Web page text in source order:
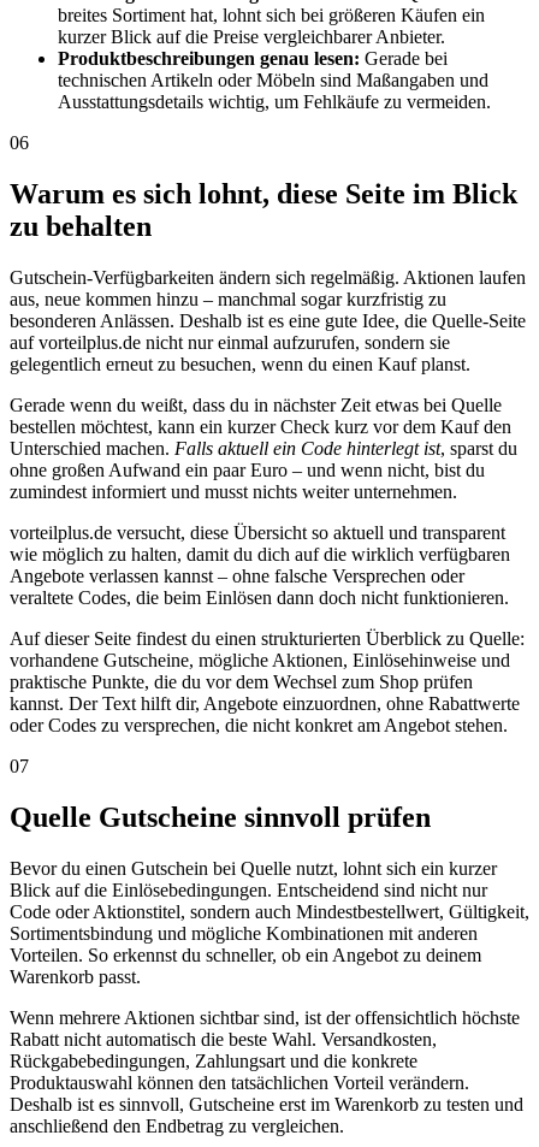
breites Sortiment hat, lohnt sich bei größeren Käufen ein
kurzer Blick auf die Preise vergleichbarer Anbieter.
Produktbeschreibungen genau lesen: Gerade bei
technischen Artikeln oder Möbeln sind Maßangaben und
Ausstattungsdetails wichtig, um Fehlkäufe zu vermeiden.
06
Warum es sich lohnt, diese Seite im Blick
zu behalten
Gutschein-Verfügbarkeiten ändern sich regelmäßig. Aktionen laufen
aus, neue kommen hinzu – manchmal sogar kurzfristig zu
besonderen Anlässen. Deshalb ist es eine gute Idee, die Quelle-Seite
auf vorteilplus.de nicht nur einmal aufzurufen, sondern sie
gelegentlich erneut zu besuchen, wenn du einen Kauf planst.
Gerade wenn du weißt, dass du in nächster Zeit etwas bei Quelle
bestellen möchtest, kann ein kurzer Check kurz vor dem Kauf den
Unterschied machen. Falls aktuell ein Code hinterlegt ist, sparst du
ohne großen Aufwand ein paar Euro – und wenn nicht, bist du
zumindest informiert und musst nichts weiter unternehmen.
vorteilplus.de versucht, diese Übersicht so aktuell und transparent
wie möglich zu halten, damit du dich auf die wirklich verfügbaren
Angebote verlassen kannst – ohne falsche Versprechen oder
veraltete Codes, die beim Einlösen dann doch nicht funktionieren.
Auf dieser Seite findest du einen strukturierten Überblick zu Quelle:
vorhandene Gutscheine, mögliche Aktionen, Einlösehinweise und
praktische Punkte, die du vor dem Wechsel zum Shop prüfen
kannst. Der Text hilft dir, Angebote einzuordnen, ohne Rabattwerte
oder Codes zu versprechen, die nicht konkret am Angebot stehen.
07
Quelle Gutscheine sinnvoll prüfen
Bevor du einen Gutschein bei Quelle nutzt, lohnt sich ein kurzer
Blick auf die Einlösebedingungen. Entscheidend sind nicht nur
Code oder Aktionstitel, sondern auch Mindestbestellwert, Gültigkeit,
Sortimentsbindung und mögliche Kombinationen mit anderen
Vorteilen. So erkennst du schneller, ob ein Angebot zu deinem
Warenkorb passt.
Wenn mehrere Aktionen sichtbar sind, ist der offensichtlich höchste
Rabatt nicht automatisch die beste Wahl. Versandkosten,
Rückgabebedingungen, Zahlungsart und die konkrete
Produktauswahl können den tatsächlichen Vorteil verändern.
Deshalb ist es sinnvoll, Gutscheine erst im Warenkorb zu testen und
anschließend den Endbetrag zu vergleichen.